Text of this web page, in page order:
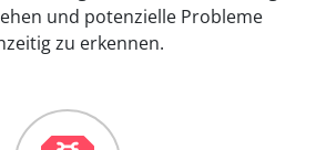
und potenzielle Probleme
zu erkennen.